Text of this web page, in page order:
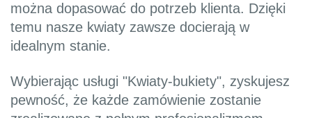
można dopasować do potrzeb klienta. Dzięki
temu nasze kwiaty zawsze docierają w
idealnym stanie.
Wybierając usługi "Kwiaty-bukiety", zyskujesz
pewność, że każde zamówienie zostanie